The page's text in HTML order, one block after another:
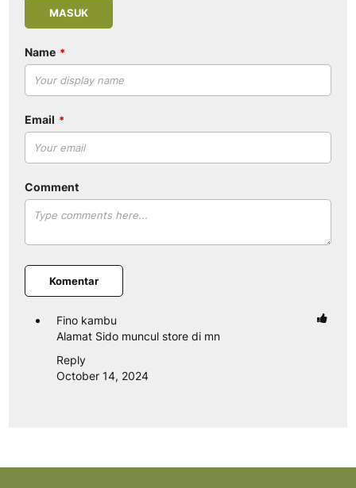
MASUK
Name
Email
Comment
Komentar
Fino kambu
Alamat Sido muncul store di mn
Reply
October 14, 2024